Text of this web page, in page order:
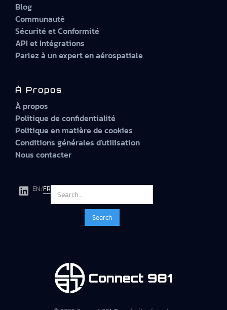
Blog
Communauté
Sécurité et Conformité
API et Intégrations
Parlez à un expert en aérospatiale
À Propos
À propos
Politique de confidentialité
Politique en matière de cookies
Conditions générales d'utilisation
Nous contacter
EN/FR